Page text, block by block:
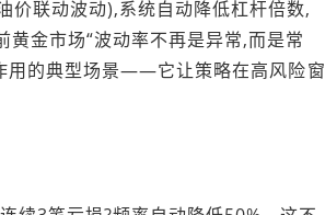
价联动波动),系统自动降低杠杆倍数,
金市场“波动率不再是异常,而是常
用的典型场景——它让策略在高风险窗